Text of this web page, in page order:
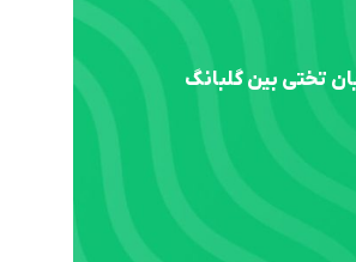
تختی بین گلبانگ